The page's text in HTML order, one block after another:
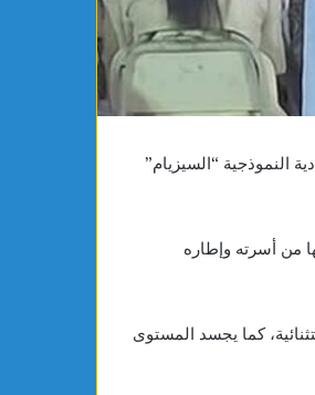
النموذجية “السيزيام”
من أسرته وإطاره
كما يجسد المستوى
ندوة
صحفية
استثنائية